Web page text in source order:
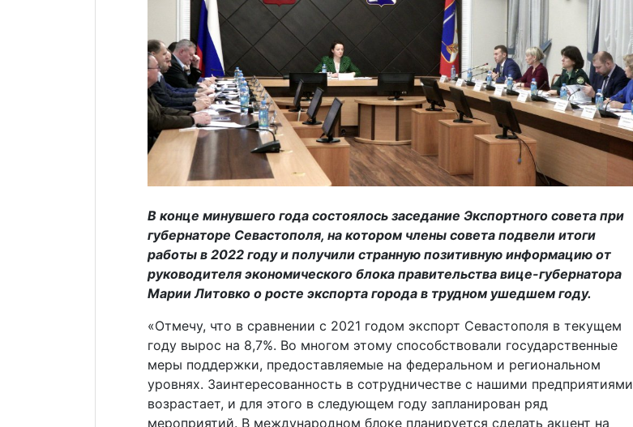
В конце минувшего года состоялось заседание Экспортного совета при
губернаторе Севастополя, на котором члены совета подвели итоги
работы в 2022 году и получили странную позитивную информацию от
руководителя экономического блока правительства вице-губернатора
Марии Литовко о росте экспорта города в трудном ушедшем году.
«Отмечу, что в сравнении с 2021 годом экспорт Севастополя в текущем
году вырос на 8,7%. Во многом этому способствовали государственные
меры поддержки, предоставляемые на федеральном и региональном
уровнях. Заинтересованность в сотрудничестве с нашими предприятиями
возрастает, и для этого в следующем году запланирован ряд
мероприятий. В международном блоке планируется сделать акцент на